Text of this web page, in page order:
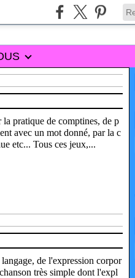
pratique de comptines, de p
avec un mot donné, par la c
etc... Tous ces jeux,...
de l'expression corpor
très simple dont l'expl